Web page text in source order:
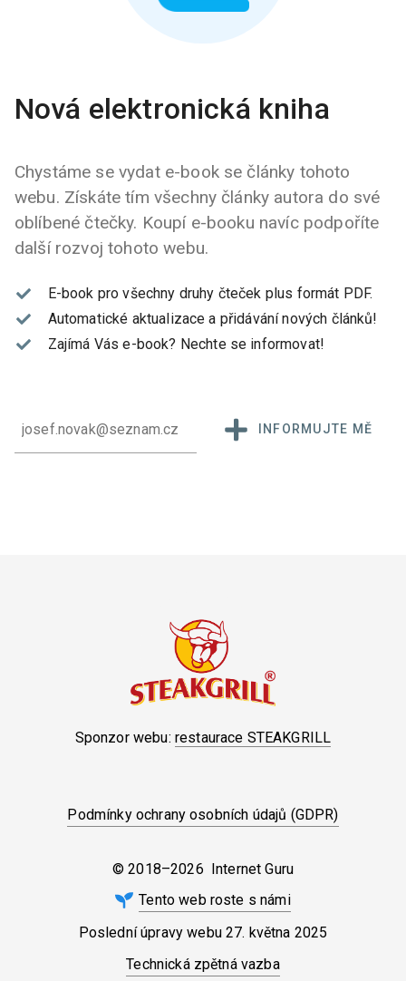
Nová elektronická kniha
Chystáme se vydat e-book se články tohoto
webu. Získáte tím všechny články autora do své
oblíbené čtečky. Koupí e-booku navíc podpoříte
další rozvoj tohoto webu.
E-book pro všechny druhy čteček plus formát PDF.
Automatické aktualizace a přidávání nových článků!
Zajímá Vás e-book? Nechte se informovat!
INFORMUJTE MĚ
Sponzor webu: restaurace STEAKGRILL
Podmínky ochrany osobních údajů (GDPR)
© 2018–2026 Internet Guru
Tento web roste s námi
Poslední úpravy webu 27. května 2025
Technická zpětná vazba